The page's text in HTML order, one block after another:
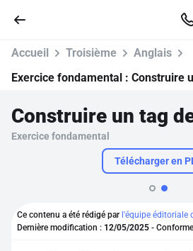
Accueil
Se connecter
Accueil Troisième
Anglais
Exercice fondamental : Construire
Construire un tag
Exercice fondamental
Télécharger en
Ce contenu a été rédigé par l'équipe éditoriale
Dernière modification : 12/05/2025 -